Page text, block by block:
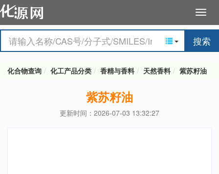
搜索
化合物查询 化工产品分类 香精与香料 天然香料 紫苏籽油
紫苏籽油
更新时间：2026-07-03 13:32:27